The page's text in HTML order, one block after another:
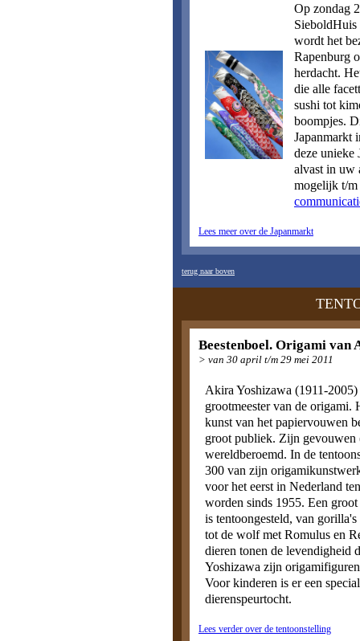
Op zondag
wordt het
Rapenburg
herdacht.
die alle
sushi tot
boompjes.
Japanmarkt
deze unieke
alvast in uw
mogelijk t/
Lees meer over de Japanmarkt
terug naar boven
Beestenboel. Origami van
> van 30 april t/m 29 mei 2011
Akira Yoshizawa (1911-2005)
grootmeester van de origami.
kunst van het papiervouwen
groot publiek. Zijn
wereldberoemd. In de
300 van zijn
voor het eerst in Nederland
worden sinds 1955. Een
is tentoongesteld, van gorilla's
tot de wolf met Romulus en
dieren tonen de levendigheid
Yoshizawa zijn
Voor kinderen is er een
dierenspeurtocht.
Lees verder over de tentoonstelling